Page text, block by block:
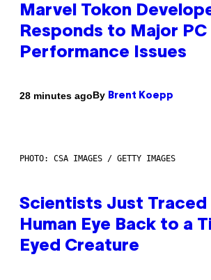
Marvel Tokon
Responds to Major PC
Performance Issues
28 minutes agoBy Brent Koepp
PHOTO: CSA IMAGES / GETTY IMAGES
Scientists Just Traced
Human Eye Back to a
Eyed Creature